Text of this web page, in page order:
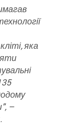
яка
–